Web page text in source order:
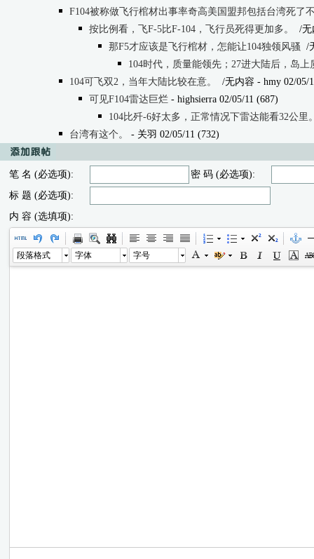
F104被称做飞行棺材出事率奇高美国盟邦包括台湾死了
按比例看，飞F-5比F-104，飞行员死得更加多。
/无
那F5才应该是飞行棺材，怎能让104独领风骚 /
104时代，质量能领先；27进大陆后，岛上
104可飞双2，当年大陆比较在意。
/无内容 - hmy 02/05/
可见F104雷达巨烂 - highsierra 02/05/11 (687)
104比歼-6好太多，正常情况下雷达能看32公里
台湾有这个。
- 关羽 02/05/11 (732)
笔 名 (必选项):
密 码 (必选项):
标 题 (必选项):
内 容 (选填项):
段落格式 字体 字号